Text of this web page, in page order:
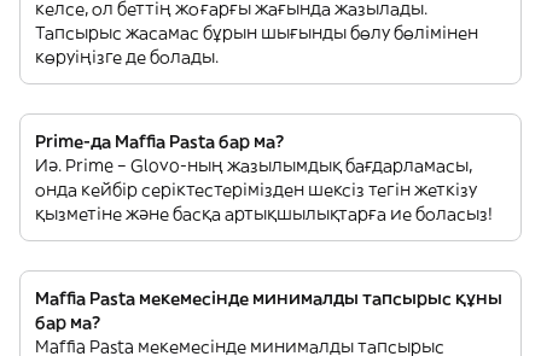
келсе, ол беттің жоғарғы жағында жазылады.
Тапсырыс жасамас бұрын шығынды бөлу бөлімінен
көруіңізге де болады.
Prime-да Maffia Pasta бар ма?
Иә. Prime – Glovo-ның жазылымдық бағдарламасы,
онда кейбір серіктестерімізден шексіз тегін жеткізу
қызметіне және басқа артықшылықтарға ие боласыз!
Maffia Pasta мекемесінде минималды тапсырыс құны
бар ма?
Maffia Pasta мекемесінде минималды тапсырыс